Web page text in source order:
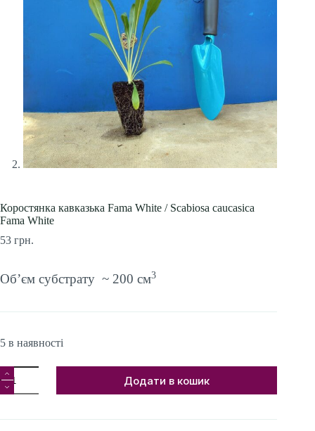
Коростянка кавказька Fama White / Scabiosa caucasica
Fama White
53 грн.
Об’єм субстрату ~ 200 см3
5 в наявності
Коростянка
кавказька
Fama
/
Додати в кошик